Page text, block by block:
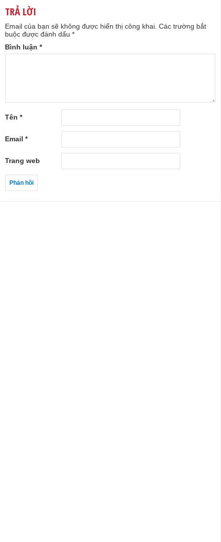
TRẢ LỜI
Email của bạn sẽ không được hiển thị công khai. Các trường bắt
buộc được đánh dấu *
Bình luận *
Tên *
Email *
Trang web